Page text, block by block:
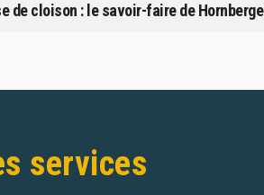
de cloison : le savoir-faire de
services